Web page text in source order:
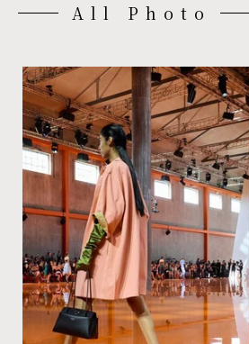
All Photo